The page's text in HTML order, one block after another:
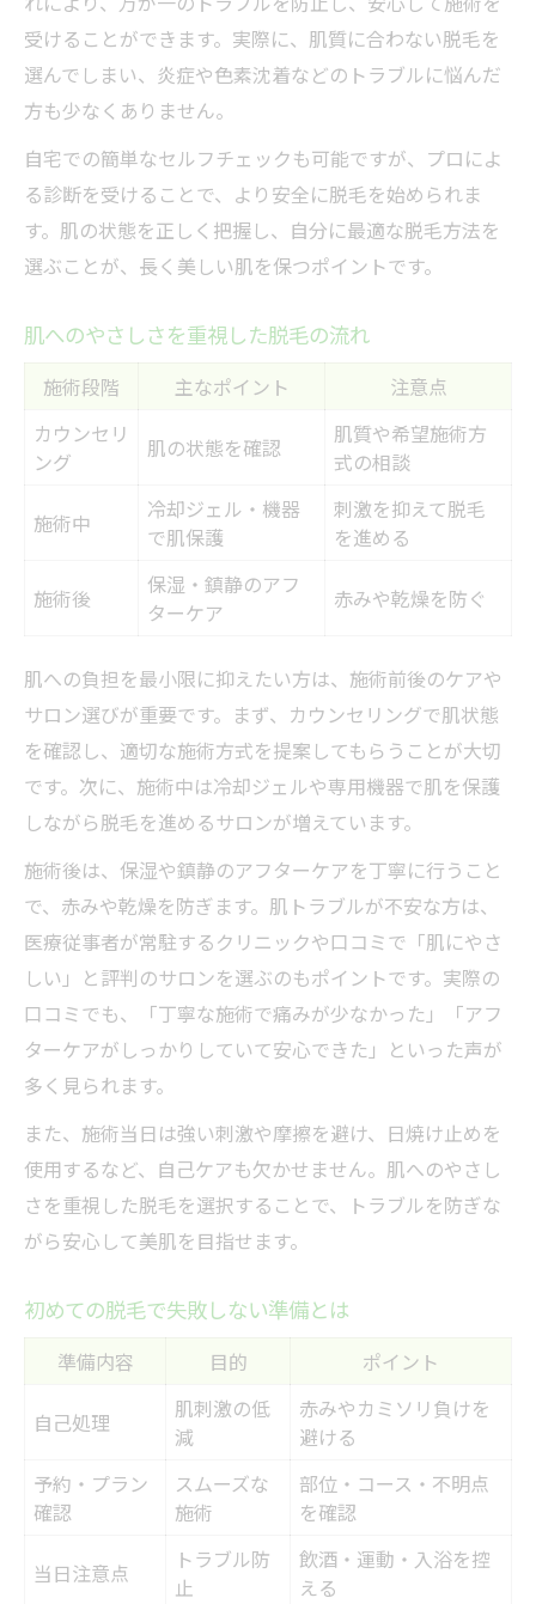
受けることができます。実際に、肌質に合わない脱毛を
選んでしまい、炎症や色素沈着などのトラブルに悩んだ
方も少なくありません。
自宅での簡単なセルフチェックも可能ですが、プロによ
る診断を受けることで、より安全に脱毛を始められま
す。肌の状態を正しく把握し、自分に最適な脱毛方法を
選ぶことが、長く美しい肌を保つポイントです。
肌へのやさしさを重視した脱毛の流れ
施術段階 主なポイント
注意点
カウンセリ
ング
肌の状態を確認
肌質や希望施術方
式の相談
施術中
冷却ジェル・機器
で肌保護
刺激を抑えて脱毛
を進める
施術後
保湿・鎮静のアフ
ターケア
赤みや乾燥を防ぐ
肌への負担を最小限に抑えたい方は、施術前後のケアや
サロン選びが重要です。まず、カウンセリングで肌状態
を確認し、適切な施術方式を提案してもらうことが大切
です。次に、施術中は冷却ジェルや専用機器で肌を保護
しながら脱毛を進めるサロンが増えています。
施術後は、保湿や鎮静のアフターケアを丁寧に行うこと
で、赤みや乾燥を防ぎます。肌トラブルが不安な方は、
医療従事者が常駐するクリニックや口コミで「肌にやさ
しい」と評判のサロンを選ぶのもポイントです。実際の
口コミでも、「丁寧な施術で痛みが少なかった」「アフ
ターケアがしっかりしていて安心できた」といった声が
多く見られます。
また、施術当日は強い刺激や摩擦を避け、日焼け止めを
使用するなど、自己ケアも欠かせません。肌へのやさし
さを重視した脱毛を選択することで、トラブルを防ぎな
がら安心して美肌を目指せます。
初めての脱毛で失敗しない準備とは
準備内容 目的 ポイント
自己処理
肌刺激の低
減
赤みやカミソリ負けを
避ける
予約・プラン
確認
スムーズな
施術
部位・コース・不明点
を確認
当日注意点
トラブル防
止
飲酒・運動・入浴を控
える